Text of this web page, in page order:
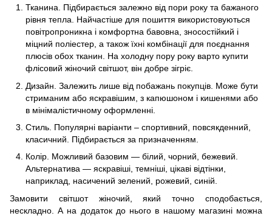
Тканина. Підбирається залежно від пори року та бажаного
рівня тепла. Найчастіше для пошиття використовуються
повітропроникна і комфортна бавовна, зносостійкий і
міцний поліестер, а також їхні комбінації для поєднання
плюсів обох тканин. На холодну пору року варто купити
флісовий жіночий світшот, він добре зігріє.
Дизайн. Залежить лише від побажань покупців. Може бути
стриманим або яскравішим, з капюшоном і кишенями або
в мінімалістичному оформленні.
Стиль. Популярні варіанти – спортивний, повсякденний,
класичний. Підбирається за призначенням.
Колір. Можливий базовим — білий, чорний, бежевий.
Альтернатива — яскравіші, темніші, цікаві відтінки,
наприклад, насичений зелений, рожевий, синій.
Замовити світшот жіночий, який точно сподобається,
нескладно. А на додаток до нього в нашому магазині можна